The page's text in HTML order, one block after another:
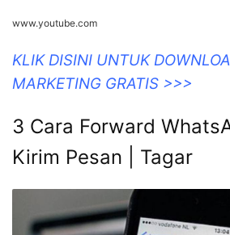
www.youtube.com
KLIK DISINI UNTUK
MARKETING GRATIS >>>
3 Cara Forward
Kirim Pesan | Tagar